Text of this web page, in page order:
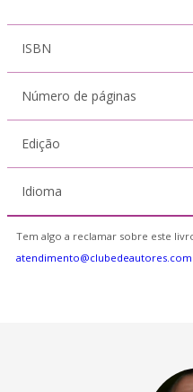
ISBN
Número de páginas
Edição
Idioma
Tem algo a reclamar sobre este